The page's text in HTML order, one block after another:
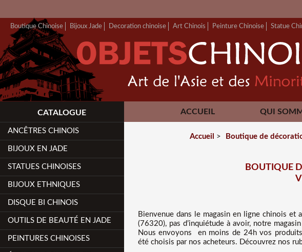
Boutique Chinoise Bijoux Jade Decoration chinoise Art Chinois Peinture Chinoise Statue
ACCUEIL QUI
CATALOGUE
ANCÊTRES CHINOIS
BIJOUX EN JADE
STATUES CHINOISES
BIJOUX ETHNIQUES
DISQUE BI CHINOIS
OUTILS DE BEAUTÉ EN JADE
PEINTURES CHINOISES
Accueil > Boutique de
BOUTIQUE
Bienvenue dans le magasin en ligne chinois et
(76320), pas d’inquiétude à avoir, notre
Nousenvoyons en moins de 24h vos
été choisis par nos acheteurs. Découvrez nos